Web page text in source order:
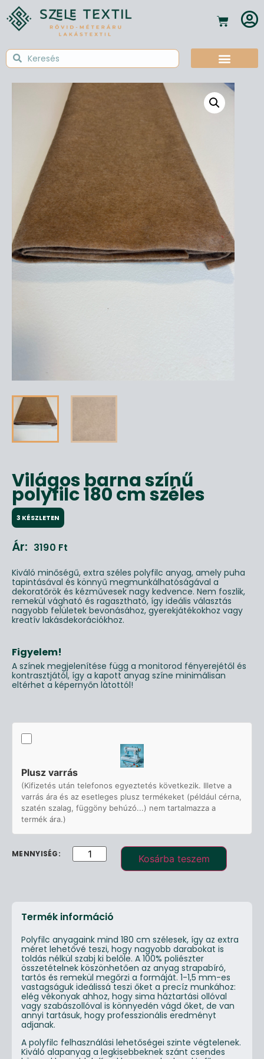
Világos barna színű
polyfilc 180 cm széles
3 KÉSZLETEN
Ár: 3190 Ft
Kiváló minőségű, extra széles polyfilc anyag, amely puha
tapintásával és könnyű megmunkálhatóságával a
dekoratőrök és kézművesek nagy kedvence. Nem foszlik,
remekül vágható és ragasztható, így ideális választás
nagyobb felületek bevonásához, gyerekjátékokhoz vagy
kreatív lakásdekorációkhoz.
Figyelem!
A színek megjelenítése függ a monitorod fényerejétől és
kontrasztjától, így a kapott anyag színe minimálisan
eltérhet a képernyőn látottól!
Plusz varrás
(Kifizetés után telefonos egyeztetés következik. Illetve a
varrás ára és az esetleges plusz termékeket (például cérna,
szatén szalag, függöny behúzó...) nem tartalmazza a
termék ára.)
Kosárba teszem
Termék információ
Polyfilc anyagaink mind 180 cm szélesek, így az extra
méret lehetővé teszi, hogy nagyobb darabokat is
toldás nélkül szabj ki belőle. A 100% poliészter
összetételnek köszönhetően az anyag strapabíró,
tartós és remekül megőrzi a formáját. 1-1,5 mm-es
vastagságuk ideálissá teszi őket a precíz munkához:
elég vékonyak ahhoz, hogy sima háztartási ollóval
vagy szabászollóval is könnyedén vágd őket, de van
annyi tartásuk, hogy professzionális eredményt
adjanak.
A polyfilc felhasználási lehetőségei szinte végtelenek.
Kiváló alapanyag a legkisebbeknek szánt csendes